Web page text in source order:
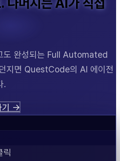
나머지는 AI가 직접
도 완성되는 Full Automated
지면 QuestCode의 AI 에이전
.
기 →
릭